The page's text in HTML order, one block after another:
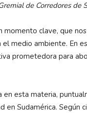
de Corredores de
momento clave, que
medio ambiente. En
prometedora para
esta materia,
Sudamérica. Según